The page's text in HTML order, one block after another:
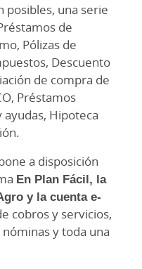
posibles, una serie
de
Pólizas de
Descuento
de compra de
Préstamos
Hipoteca
a disposición
En Plan Fácil, la
y la cuenta e-
cobros y servicios,
y toda una